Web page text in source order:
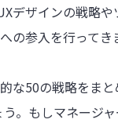
デザインの戦略
の参入を行ってき
な50の戦略をま
。もしマネージ